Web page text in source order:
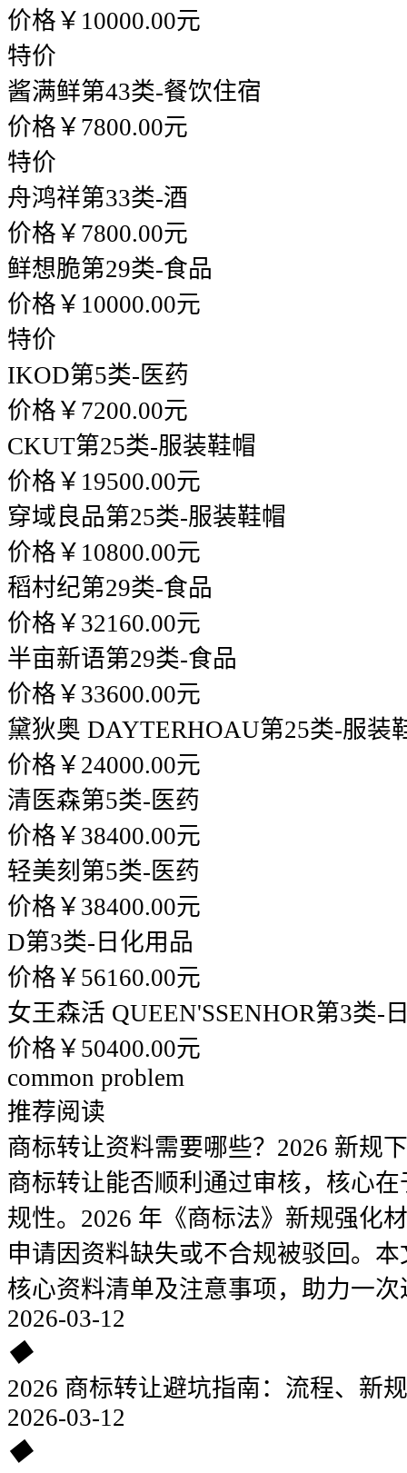
价格￥10000.00元
特价
酱满鲜第43类-餐饮住宿
价格￥7800.00元
特价
舟鸿祥第33类-酒
价格￥7800.00元
鲜想脆第29类-食品
价格￥10000.00元
特价
IKOD第5类-医药
价格￥7200.00元
CKUT第25类-服装鞋帽
价格￥19500.00元
穿域良品第25类-服装鞋帽
价格￥10800.00元
稻村纪第29类-食品
价格￥32160.00元
半亩新语第29类-食品
价格￥33600.00元
黛狄奥 DAYTERHOAU第25类-服装
价格￥24000.00元
清医森第5类-医药
价格￥38400.00元
轻美刻 第5类-医药
价格￥38400.00元
D第3类-日化用品
价格￥56160.00元
女王森活 QUEEN'SSENHOR第3类-
价格￥50400.00元
common problem
推荐阅读
商标转让资料需要哪些？2026 新规
商标转让能否顺利通过审核，核心
规性。2026 年《商标法》新规强化
申请因资料缺失或不合规被驳回。
核心资料清单及注意事项，助力一次
2026-03-12
◆
2026 商标转让避坑指南：流程、新
2026-03-12
◆